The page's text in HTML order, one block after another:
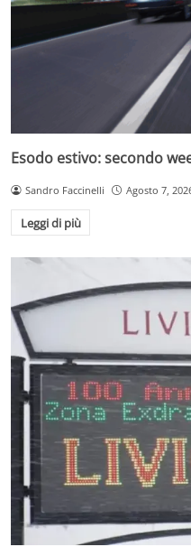
Esodo estivo: secondo
Sandro Faccinelli Agosto 7,
Leggi di più